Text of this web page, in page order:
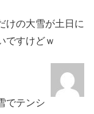
けの大雪が土日に
ですけどｗ
でテンシ